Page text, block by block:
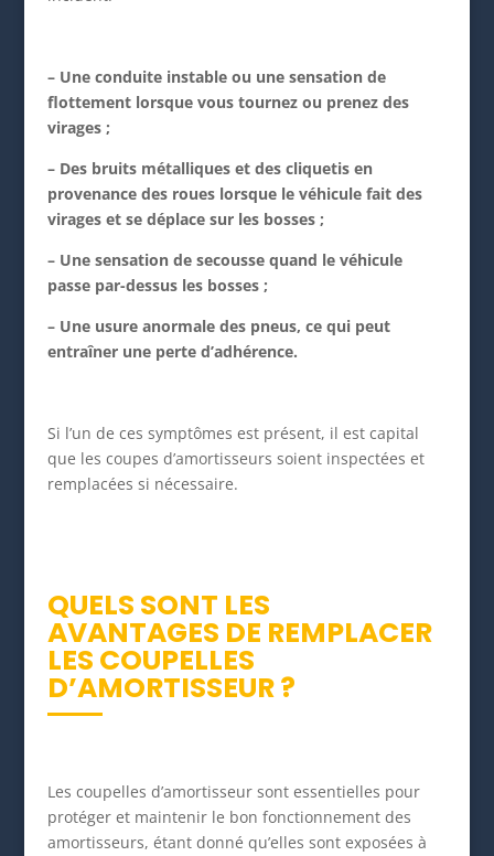
– Une conduite instable ou une sensation de
flottement lorsque vous tournez ou prenez des
virages ;
– Des bruits métalliques et des cliquetis en
provenance des roues lorsque le véhicule fait des
virages et se déplace sur les bosses ;
– Une sensation de secousse quand le véhicule
passe par-dessus les bosses ;
– Une usure anormale des pneus, ce qui peut
entraîner une perte d’adhérence.
Si l’un de ces symptômes est présent, il est capital
que les coupes d’amortisseurs soient inspectées et
remplacées si nécessaire.
QUELS SONT LES
AVANTAGES DE REMPLACER
LES COUPELLES
D’AMORTISSEUR ?
Les coupelles d’amortisseur sont essentielles pour
protéger et maintenir le bon fonctionnement des
amortisseurs, étant donné qu’elles sont exposées à